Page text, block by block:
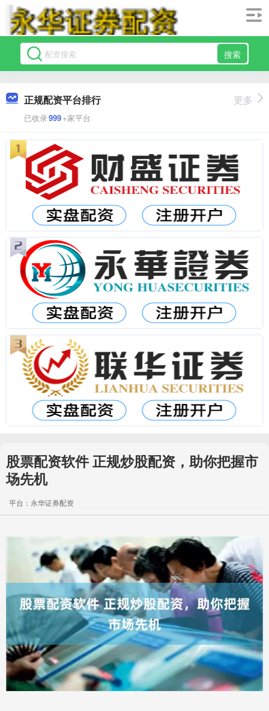
搜索
正规配资平台排行
已收录999+家平台
更多
股票配资软件 正规炒股配资，助你把握市
场先机
平台：永华证券配资